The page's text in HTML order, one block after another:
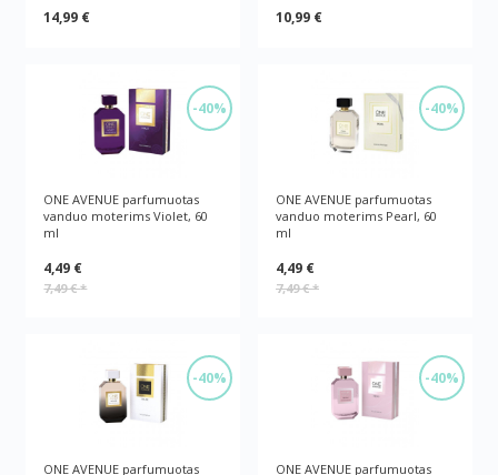
14,99 € 10,99 €
-40%
ONE AVENUE parfumuotas
vanduo moterims Violet, 60
ml
4,49 €
7,49 €*
-40%
ONE AVENUE parfumuotas
vanduo moterims Pearl, 60
ml
4,49 €
7,49 €*
-40%
ONE AVENUE parfumuotas
-40%
ONE AVENUE parfumuotas